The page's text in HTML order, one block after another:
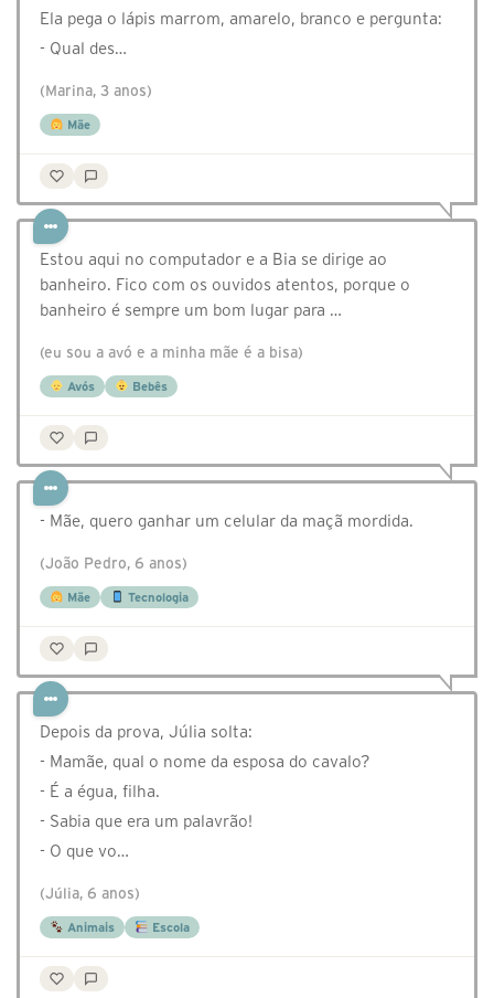
Ela pega o lápis marrom, amarelo, branco e pergunta:
- Qual des…
(Marina, 3 anos)
Mãe
Estou aqui no computador e a Bia se dirige ao
banheiro. Fico com os ouvidos atentos, porque o
banheiro é sempre um bom lugar para …
(eu sou a avó e a minha mãe é a bisa)
Avós Bebês
- Mãe, quero ganhar um celular da maçã mordida.
(João Pedro, 6 anos)
Mãe Tecnologia
Depois da prova, Júlia solta:
- Mamãe, qual o nome da esposa do cavalo?
- É a égua, filha.
- Sabia que era um palavrão!
- O que vo…
(Júlia, 6 anos)
Animais Escola